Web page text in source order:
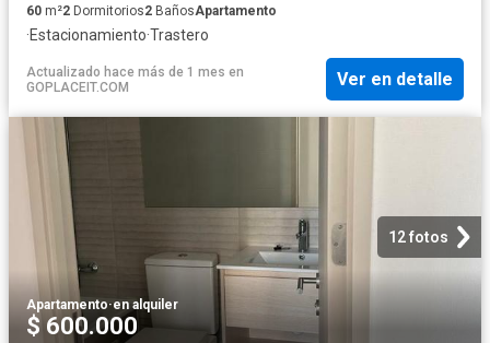
60 m²2 Dormitorios2 BañosApartamento
·Estacionamiento·Trastero
Actualizado hace más de 1 mes en
GOPLACEIT.COM
Ver en detalle
12 fotos
Apartamento·en alquiler
$ 600.000